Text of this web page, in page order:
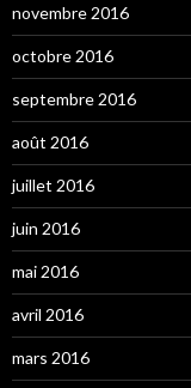
novembre 2016
octobre 2016
septembre 2016
août 2016
juillet 2016
juin 2016
mai 2016
avril 2016
mars 2016